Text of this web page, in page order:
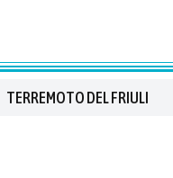
TERREMOTO DEL FRIULI